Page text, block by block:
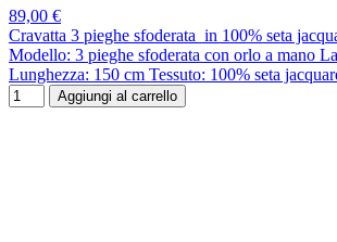
89,00 €
Cravatta 3 pieghe sfoderata in 100% seta
Modello: 3 pieghe sfoderata con orlo a mano
Lunghezza: 150 cm Tessuto: 100% seta
Aggiungi al carrello